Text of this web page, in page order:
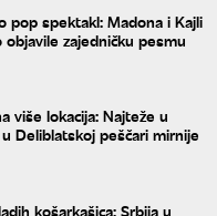
pop spektakl: Madona i Kajli
zajedničku pesmu
više lokacija: Najteže u
Deliblatskoj peščari mirnije
košarkašica: Srbija u